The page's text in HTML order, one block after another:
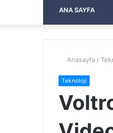
ANA SAYFA
Anasayfa /
Teknoloji